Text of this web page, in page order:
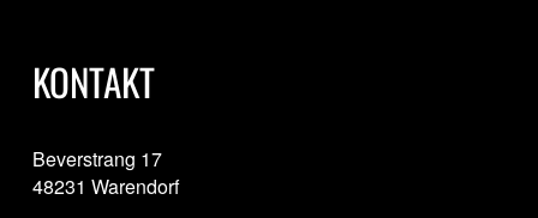
KONTAKT
Beverstrang 17
48231 Warendorf